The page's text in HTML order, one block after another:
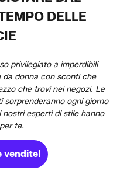
DELLE
privilegiato a imperdibili
donna con sconti che
che trovi nei negozi. Le
sorprenderanno ogni giorno
esperti di stile hanno
te.
vendite!